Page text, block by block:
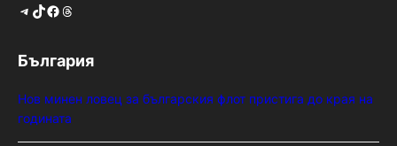
Telegram TikTok Facebook Threads
България
Нов минен ловец за българския флот пристига до края на
годината